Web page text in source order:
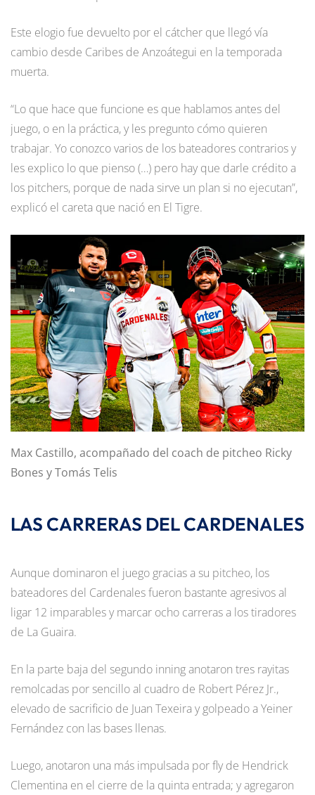
Este elogio fue devuelto por el cátcher que llegó vía
cambio desde Caribes de Anzoátegui en la temporada
muerta.
“Lo que hace que funcione es que hablamos antes del
juego, o en la práctica, y les pregunto cómo quieren
trabajar. Yo conozco varios de los bateadores contrarios y
les explico lo que pienso (…) pero hay que darle crédito a
los pitchers, porque de nada sirve un plan si no ejecutan”,
explicó el careta que nació en El Tigre.
Max Castillo, acompañado del coach de pitcheo Ricky
Bones y Tomás Telis
LAS CARRERAS DEL CARDENALES
Aunque dominaron el juego gracias a su pitcheo, los
bateadores del Cardenales fueron bastante agresivos al
ligar 12 imparables y marcar ocho carreras a los tiradores
de La Guaira.
En la parte baja del segundo inning anotaron tres rayitas
remolcadas por sencillo al cuadro de Robert Pérez Jr.,
elevado de sacrificio de Juan Texeira y golpeado a Yeiner
Fernández con las bases llenas.
Luego, anotaron una más impulsada por fly de Hendrick
Clementina en el cierre de la quinta entrada; y agregaron